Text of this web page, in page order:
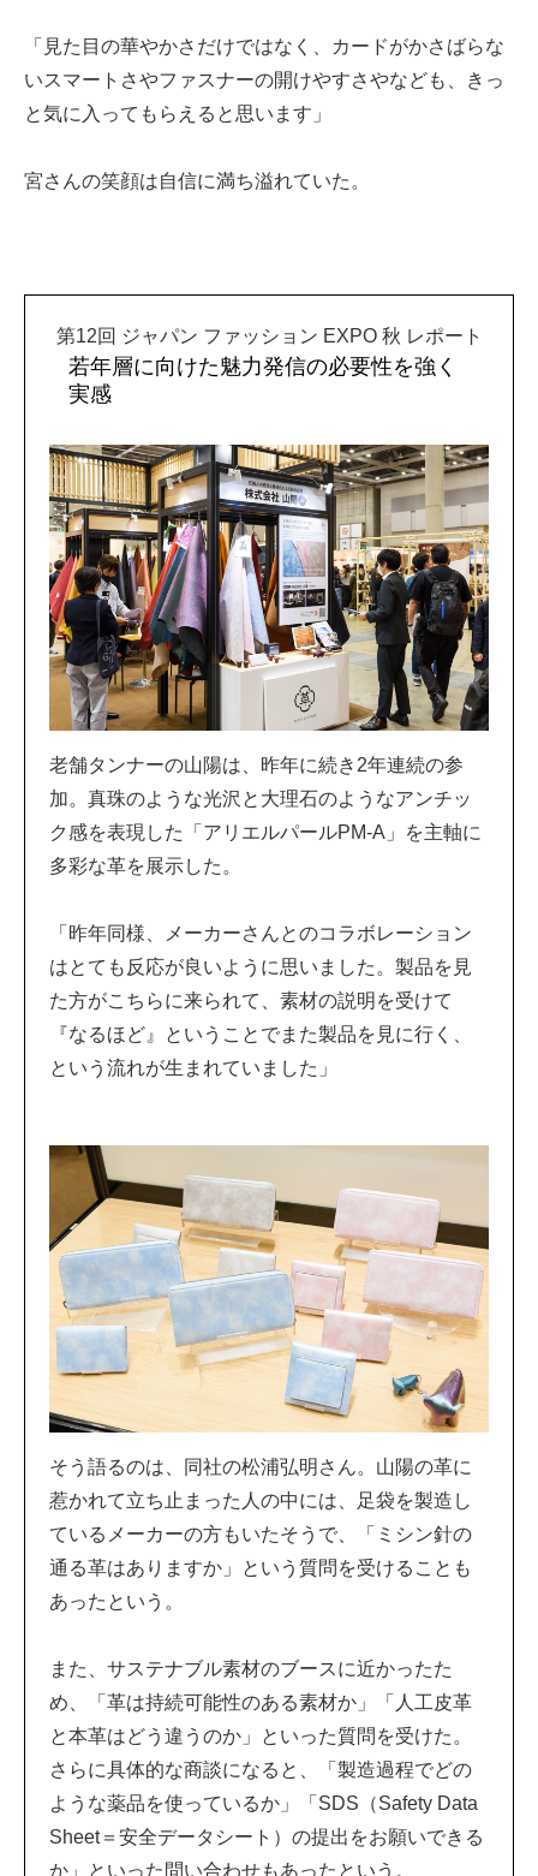
「見た目の華やかさだけではなく、カードがかさばらな
いスマートさやファスナーの開けやすさやなども、きっ
と気に入ってもらえると思います」
宮さんの笑顔は自信に満ち溢れていた。
第12回 ジャパン ファッション EXPO 秋 レポート
若年層に向けた魅力発信の必要性を強く
実感
老舗タンナーの山陽は、昨年に続き2年連続の参
加。真珠のような光沢と大理石のようなアンチッ
ク感を表現した「アリエルパールPM-A」を主軸に
多彩な革を展示した。
「昨年同様、メーカーさんとのコラボレーション
はとても反応が良いように思いました。製品を見
た方がこちらに来られて、素材の説明を受けて
『なるほど』ということでまた製品を見に行く、
という流れが生まれていました」
そう語るのは、同社の松浦弘明さん。山陽の革に
惹かれて立ち止まった人の中には、足袋を製造し
ているメーカーの方もいたそうで、「ミシン針の
通る革はありますか」という質問を受けることも
あったという。
また、サステナブル素材のブースに近かったた
め、「革は持続可能性のある素材か」「人工皮革
と本革はどう違うのか」といった質問を受けた。
さらに具体的な商談になると、「製造過程でどの
ような薬品を使っているか」「SDS（Safety Data
Sheet＝安全データシート）の提出をお願いできる
か」といった問い合わせもあったという。